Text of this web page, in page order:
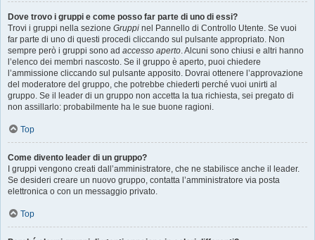
Dove trovo i gruppi e come posso far parte di uno di essi?
Trovi i gruppi nella sezione Gruppi nel Pannello di Controllo Utente. Se vuoi
far parte di uno di questi procedi cliccando sul pulsante appropriato. Non
sempre però i gruppi sono ad accesso aperto. Alcuni sono chiusi e altri hanno
l’elenco dei membri nascosto. Se il gruppo è aperto, puoi chiedere
l’ammissione cliccando sul pulsante apposito. Dovrai ottenere l’approvazione
del moderatore del gruppo, che potrebbe chiederti perché vuoi unirti al
gruppo. Se il leader di un gruppo non accetta la tua richiesta, sei pregato di
non assillarlo: probabilmente ha le sue buone ragioni.
Top
Come divento leader di un gruppo?
I gruppi vengono creati dall’amministratore, che ne stabilisce anche il leader.
Se desideri creare un nuovo gruppo, contatta l’amministratore via posta
elettronica o con un messaggio privato.
Top